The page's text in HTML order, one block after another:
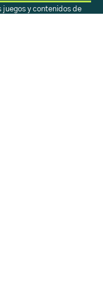
juegos y contenidos de